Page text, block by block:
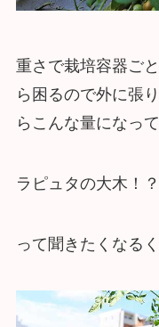
重さで栽培容器ご
ら困るので外に張
らこんな量になっ
ラピュタの大木！？
って聞きたくなる